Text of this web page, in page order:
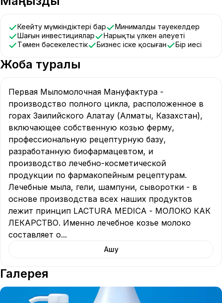
Кеңейту мүмкіндіктері бар
Минималды тәуекелдер
Шағын инвестициялар
Нарықтың үлкен әлеуеті
Төмен бәсекелестік
Бизнес іске қосыған Бір иесі
Жоба туралы
Первая Мыломолочная Мануфактура -
производство полного цикла, расположенное в
горах Заилийского Алатау (Алматы, Казахстан),
включающее собственную козью ферму,
профессиональную рецептурную базу,
разработанную биофармацевтом, и
производство лечебно-косметической
продукции по фармакопейным рецептурам.
Лечебные мыла, гели, шампуни, сыворотки - в
основе производства всех наших продуктов
лежит принцип LACTURA MEDICA - МОЛОКО КАК
ЛЕКАРСТВО. Именно лечебное козье молоко
составляет о...
Ашу
Галерея